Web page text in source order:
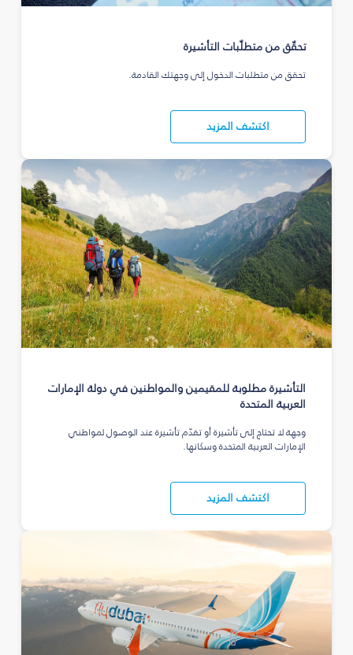
تحقّق من متطلّبات التأشيرة
تحقق من متطلبات الدخول إلى وجهتك القادمة.
اكتشف المزيد
التأشيرة مطلوبة للمقيمين والمواطنين في دولة الإمارات
العربية المتحدة
وجهة لا تحتاج إلى تأشيرة أو تقدّم تأشيرة عند الوصول لمواطني
الإمارات العربية المتحدة وسكانها.
اكتشف المزيد